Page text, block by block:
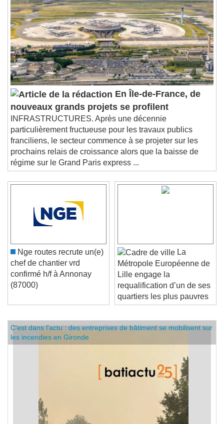
En Île-de-France, de
nouveaux grands projets se profilent
INFRASTRUCTURES. Après une décennie
particulièrement fructueuse pour les travaux publics
franciliens, le secteur commence à se projeter sur les
prochains relais de croissance alors que la baisse de
régime sur le Grand Paris express ...
Nge routes recrute un(e)
chef de chantier vrd
confirmé h/f à Annonay
La
Métropole Européenne de
Lille engage la
requalification d’un de ses
quartiers les plus pauvres
C'est dans l'actu : des entreprises de bâtiment se mobilisent sur
les incendies en Gironde